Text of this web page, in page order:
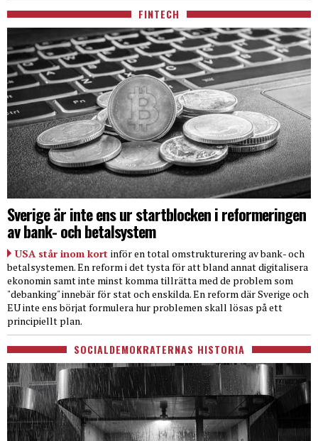
FINTECH
Sverige är inte ens ur startblocken i reformeringen
av bank- och betalsystem
USA står inom kort inför en total omstrukturering av bank- och
betalsystemen. En reform i det tysta för att bland annat digitalisera
ekonomin samt inte minst komma tillrätta med de problem som
"debanking" innebär för stat och enskilda. En reform där Sverige och
EU inte ens börjat formulera hur problemen skall lösas på ett
principiellt plan.
SOCIALDEMOKRATERNAS HISTORIA